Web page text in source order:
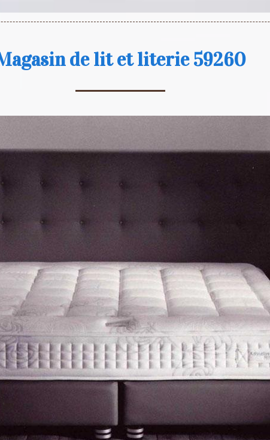
de lit et literie 59260